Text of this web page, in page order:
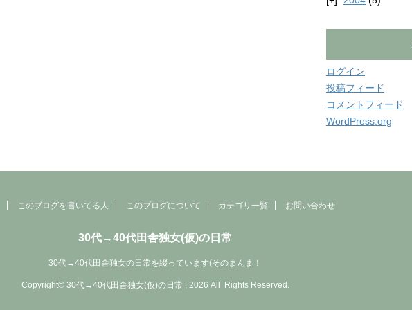
ログイン
投稿フィード
コメントフィード
WordPress.org
このブログを書いてる人 このブログについて カテゴリ一覧 お問い合わせ
30代→40代田舎独女(仮)の日常
30代→40代田舎独女の日常を綴っています(そのまんま！
Copyright© 30代→40代田舎独女(仮)の日常 , 2026 All Rights Reserved.